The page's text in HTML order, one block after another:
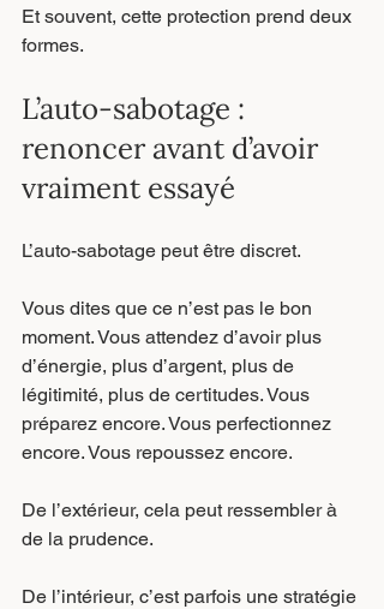
Et souvent, cette protection prend deux
formes.
L’auto-sabotage :
renoncer avant d’avoir
vraiment essayé
L’auto-sabotage peut être discret.
Vous dites que ce n’est pas le bon
moment. Vous attendez d’avoir plus
d’énergie, plus d’argent, plus de
légitimité, plus de certitudes. Vous
préparez encore. Vous perfectionnez
encore. Vous repoussez encore.
De l’extérieur, cela peut ressembler à
de la prudence.
De l’intérieur, c’est parfois une stratégie